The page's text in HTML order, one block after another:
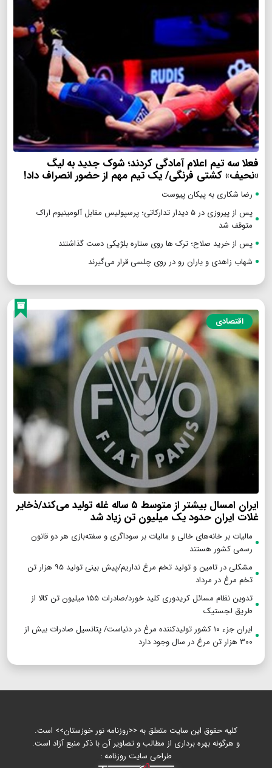
فعلا سه تیم اعلام آمادگی کردند؛ شوک جدید به لیگ
«نحیف» کشتی فرنگی/ یک تیم مهم از حضور انصراف داد!
رضا شکاری به پیکان پیوست
پس از پیروزی در ۵ دیدار تدارکاتی؛ پرسپولیس مقابل آلومینیوم اراک
متوقف شد
پس از خرید صلاح؛ ترک ها روی ستاره بلژیکی دست گذاشتند
شهاب زاهدی و یاران رو در روی چلسی قرار می‌گیرند
اقتصادی
ایران امسال بیشتر از متوسط ۵ ساله غله تولید می‌کند/ذخایر
غلات ایران حدود یک میلیون تن زیاد شد
مالیات بر خانه‌های خالی و مالیات بر سوداگری و سفته‌بازی هر دو قانون
رسمی کشور هستند
مشکلی در تامین و تولید تخم مرغ نداریم/پیش بینی تولید ۹۵ هزار تن
تخم مرغ در مرداد
تدوین نظام مسائل کریدوری کلید خورد/صادرات ۱۵۵ میلیون تن کالا از
طریق لجستیک
ایران جزء ۱۰ کشور تولیدکننده مرغ در دنیاست/ پتانسیل صادرات بیش از
۳۰۰ هزار تن مرغ در سال وجود دارد
کلیه حقوق این سایت متعلق به <<روزنامه نور خوزستان>> است.
و هرگونه بهره برداری از مطالب و تصاویر آن با ذکر منبع آزاد است.
طراحی سایت روزنامه :